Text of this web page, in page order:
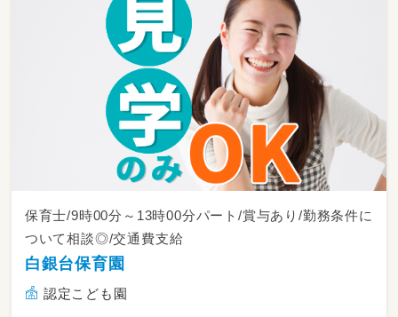
保育士/9時00分～13時00分パート/賞与あり/勤務条件に
ついて相談◎/交通費支給
白銀台保育園
認定こども園